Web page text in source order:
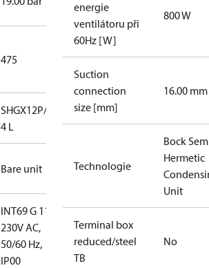
475
SHGX12P/110-
4 L
Bare unit
INT69 G 115-
230V AC,
50/60 Hz,
IP00
energie
ventilátoru při
60Hz [W]
800 W
Suction
connection
size [mm]
16.00 mm
Technologie
Bock
Hermetic
Unit
Terminal box
reduced/steel
TB
No